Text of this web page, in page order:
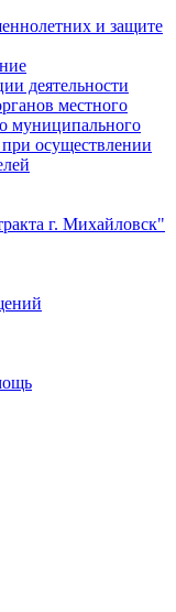
и защите
деятельности
местного
муниципального
при осуществлении
г. Михайловск"